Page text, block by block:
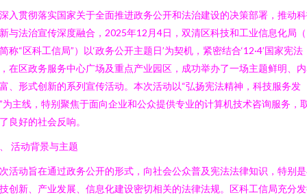
入贯彻落实国家关于全面推进政务公开和法治建设的决策部署，推动
与法治宣传深度融合，2025年12月4日，双清区科技和工业信息化局
称“区科工信局”）以‘政务公开主题日’为契机，紧密结合‘12·4’国家宪法
在区政务服务中心广场及重点产业园区，成功举办了一场主题鲜明、
、形式创新的系列宣传活动。本次活动以“弘扬宪法精神，科技服务发
为主线，特别聚焦于面向企业和公众提供专业的计算机技术咨询服务，
良好的社会反响。
活动背景与主题
活动旨在通过政务公开的形式，向社会公众普及宪法法律知识，特别
创新、产业发展、信息化建设密切相关的法律法规。区科工信局充分